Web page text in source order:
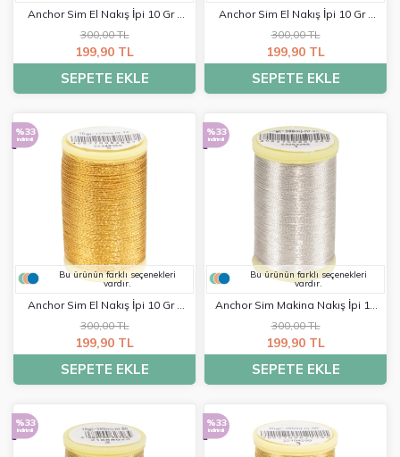
Anchor Sim El Nakış İpi 10 Gr -
0001
300,00 TL
199,90 TL
SEPETE EKLE
Anchor Sim El Nakış İpi 10 Gr -
0002
300,00 TL
199,90 TL
SEPETE EKLE
%33
indirimli
Bu ürünün farklı seçenekleri
vardır.
Anchor Sim El Nakış İpi 10 Gr -
0005
300,00 TL
199,90 TL
SEPETE EKLE
%33
indirimli
Bu ürünün farklı seçenekleri
vardır.
Anchor Sim Makina Nakış İpi 10
Gr - 0001
300,00 TL
199,90 TL
SEPETE EKLE
%33
indirimli
%33
indirimli